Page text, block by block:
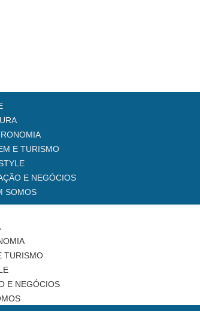
E TURISMO
E NEGÓCIOS
SOMOS
TURISMO
E NEGÓCIOS